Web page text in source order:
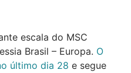
escala do MSC
Brasil – Europa. O
último dia 28 e segue